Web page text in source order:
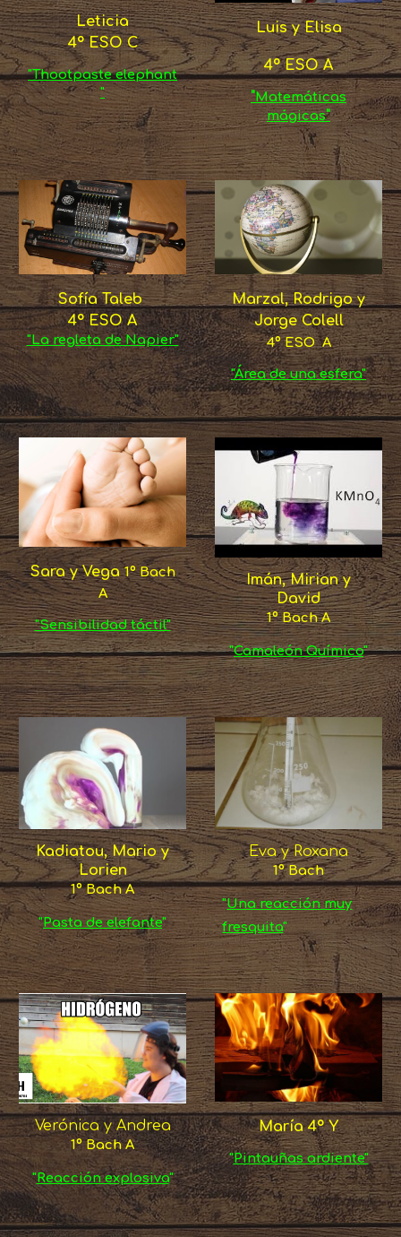
Leticia
4º ESO C
"Thootpaste elephant
"
Luis y Elisa
4º ESO A
"Matemáticas
mágicas"
Sofía Taleb
4º ESO A
"La regleta de Napier"
Marzal, Rodrigo y
Jorge Colell
4º ESO A
"Área de una esfera"
Sara y Vega1º Bach
A
"Sensibilidad táctil"
Imán, Mirian y
David
1º Bach A
"Camaleón Químico"
Kadiatou, Mario y
Lorien
1º Bach A
"Pasta de elefante"
Eva y Roxana
1º Bach
"Una reacción muy
fresquita"
Verónica y Andrea
1º Bach A
"Reacción explosiva"
María 4º Y
"Pintauñas ardiente"